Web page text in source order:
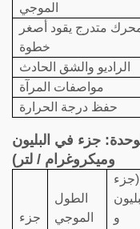
الموجي
متدرج يقود أصغر
خطوة
الراديو والشق الحادث
مواصفات المرآة
حفظ درجة الحرارة
جزء في البليون
وميكروغرام / لتر)
جزء
الطول
الموجي
(جزء
و